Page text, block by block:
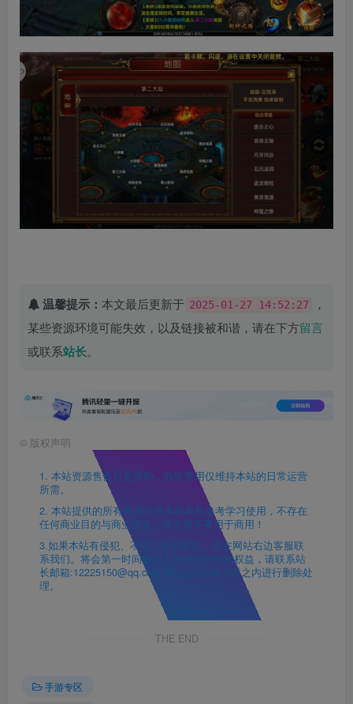
温馨提示： 本文最后更新于 2025-01-27 14:52:27
，
某些资源环境可能失效，以及链接被和谐，请在下方留言
或联系站长。
© 版权声明
1. 本站资源售价只是赞助，收取费用仅维持本站的日常运营
所需。
2. 本站提供的所有资源仅供本地单机参考学习使用，不存在
任何商业目的与商业用途，请大家不要用于商用！
3.如果本站有侵犯、不妥之处的资源，请在网站右边客服联
系我们。将会第一时间解决！若侵犯到您的权益，请联系站
长邮箱:12225150@qq.com 我们会在24h小时之内进行删除处
理。
THE END
手游专区